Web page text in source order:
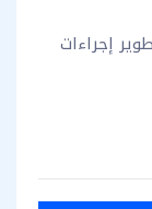
إجراءات